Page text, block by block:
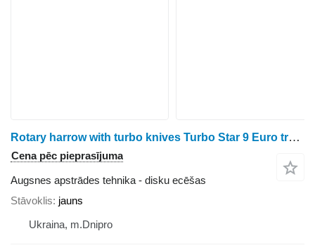
Rotary harrow with turbo knives Turbo Star 9 Euro trailed
Cena pēc pieprasījuma
Augsnes apstrādes tehnika - disku ecēšas
Stāvoklis jauns
Ukraina, m.Dnipro